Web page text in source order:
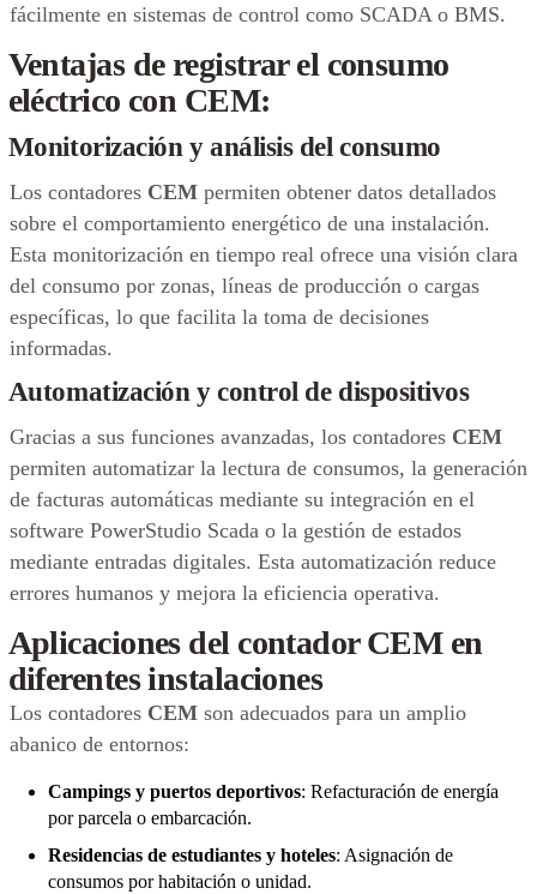
fácilmente en sistemas de control como SCADA o BMS.
Ventajas de registrar el consumo
eléctrico con CEM:
Monitorización y análisis del consumo
Los contadores CEM permiten obtener datos detallados
sobre el comportamiento energético de una instalación.
Esta monitorización en tiempo real ofrece una visión clara
del consumo por zonas, líneas de producción o cargas
específicas, lo que facilita la toma de decisiones
informadas.
Automatización y control de dispositivos
Gracias a sus funciones avanzadas, los contadores CEM
permiten automatizar la lectura de consumos, la generación
de facturas automáticas mediante su integración en el
software PowerStudio Scada o la gestión de estados
mediante entradas digitales. Esta automatización reduce
errores humanos y mejora la eficiencia operativa.
Aplicaciones del contador CEM en
diferentes instalaciones
Los contadores CEM son adecuados para un amplio
abanico de entornos:
Campings y puertos deportivos: Refacturación de energía
por parcela o embarcación.
Residencias de estudiantes y hoteles: Asignación de
consumos por habitación o unidad.